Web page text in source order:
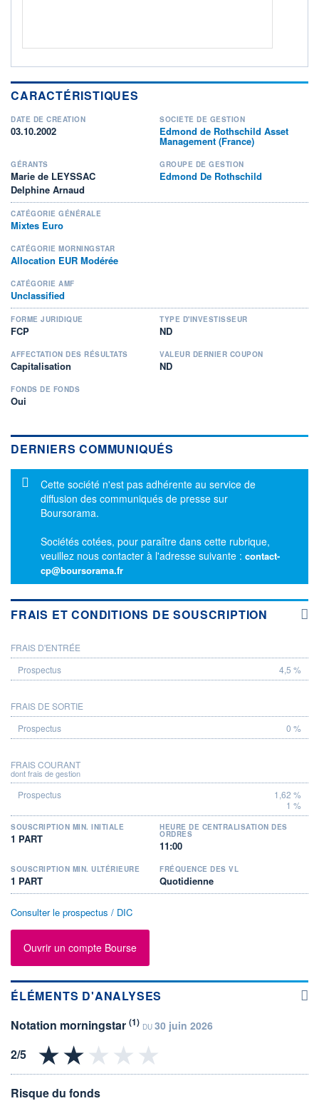
CARACTÉRISTIQUES
DATE DE CRÉATION
03.10.2002
SOCIÉTÉ DE GESTION
Edmond de Rothschild Asset
Management (France)
GÉRANTS
Marie de LEYSSAC
Delphine Arnaud
GROUPE DE GESTION
Edmond De Rothschild
CATÉGORIE GÉNÉRALE
Mixtes Euro
CATÉGORIE MORNINGSTAR
Allocation EUR Modérée
CATÉGORIE AMF
Unclassified
FORME JURIDIQUE
FCP
TYPE D'INVESTISSEUR
ND
AFFECTATION DES RÉSULTATS
Capitalisation
VALEUR DERNIER COUPON
ND
FONDS DE FONDS
Oui
DERNIERS COMMUNIQUÉS
Message d'information
Cette société n'est pas adhérente au service de
diffusion des communiqués de presse sur
Boursorama.
Sociétés cotées, pour paraître dans cette rubrique,
veuillez nous contacter à l'adresse suivante : contact-
cp@boursorama.fr
FRAIS ET CONDITIONS DE SOUSCRIPTION
PROSPECTUS
FRAIS D'ENTRÉE
4,5 %
FRAIS DE SORTIE
0 %
FRAIS COURANT
dont frais de gestion
1,62 %
1 %
SOUSCRIPTION MIN. INITIALE
1 PART
HEURE DE CENTRALISATION DES
ORDRES
11:00
SOUSCRIPTION MIN. ULTÉRIEURE
1 PART
FRÉQUENCE DES VL
Quotidienne
Consulter le prospectus / DIC
Ouvrir un compte Bourse
ÉLÉMENTS D'ANALYSES
Notation morningstar (1) DU 30 juin 2026
Risque du fonds